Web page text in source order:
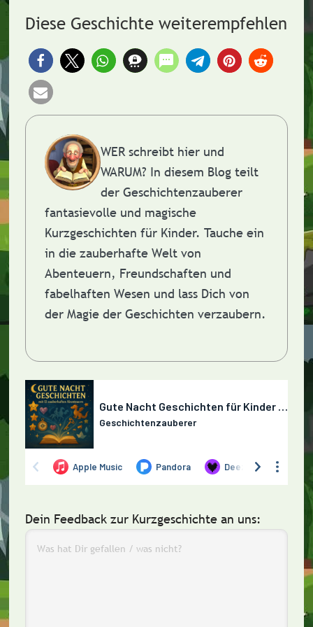
Diese Geschichte weiterempfehlen
WER schreibt hier und
WARUM? In diesem Blog teilt
der Geschichtenzauberer
fantasievolle und magische
Kurzgeschichten für Kinder. Tauche ein
in die zauberhafte Welt von
Abenteuern, Freundschaften und
fabelhaften Wesen und lass Dich von
der Magie der Geschichten verzaubern.
Dein Feedback zur Kurzgeschichte an uns: